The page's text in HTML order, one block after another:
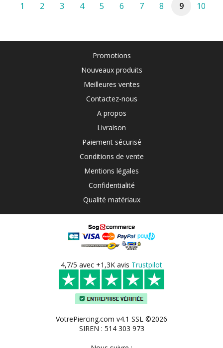
1 2 3 4 5 6 7 8 9 10
Promotions
Nouveaux produits
Meilleures ventes
Contactez-nous
A propos
Livraison
Paiement sécurisé
Conditions de vente
Mentions légales
Confidentialité
Qualité matériaux
4,7/5 avec +1,3K avis Trustpilot
VotrePiercing.com v4.1 SSL ©2026
SIREN : 514 303 973